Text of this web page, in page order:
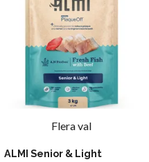
Flera val
ALMI Senior & Light